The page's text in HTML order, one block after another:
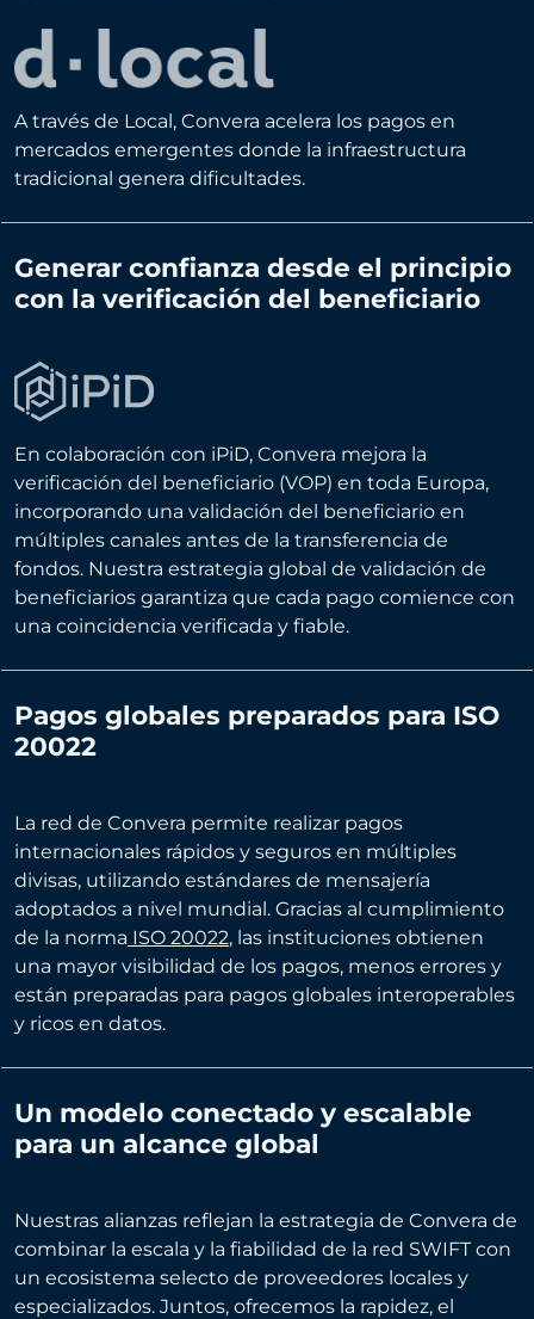
A través de Local, Convera acelera los pagos en
mercados emergentes donde la infraestructura
tradicional genera dificultades.
Generar confianza desde el principio
con la verificación del beneficiario
En colaboración con iPiD, Convera mejora la
verificación del beneficiario (VOP) en toda Europa,
incorporando una validación del beneficiario en
múltiples canales antes de la transferencia de
fondos. Nuestra estrategia global de validación de
beneficiarios garantiza que cada pago comience con
una coincidencia verificada y fiable.
Pagos globales preparados para ISO
20022
La red de Convera permite realizar pagos
internacionales rápidos y seguros en múltiples
divisas, utilizando estándares de mensajería
adoptados a nivel mundial. Gracias al cumplimiento
de la norma ISO 20022, las instituciones obtienen
una mayor visibilidad de los pagos, menos errores y
están preparadas para pagos globales interoperables
y ricos en datos.
Un modelo conectado y escalable
para un alcance global
Nuestras alianzas reflejan la estrategia de Convera de
combinar la escala y la fiabilidad de la red SWIFT con
un ecosistema selecto de proveedores locales y
especializados. Juntos, ofrecemos la rapidez, el